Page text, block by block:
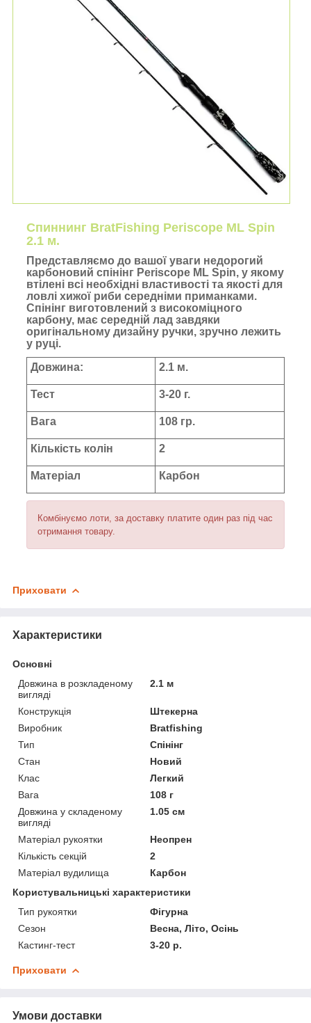
Спиннинг BratFishing Periscope ML Spin
2.1 м.
Представляємо до вашої уваги недорогий
карбоновий спінінг Periscope ML Spin, у якому
втілені всі необхідні властивості та якості для
ловлі хижої риби середніми приманками.
Спінінг виготовлений з високоміцного
карбону, має середній лад завдяки
оригінальному дизайну ручки, зручно лежить
у руці.
Довжина:
2.1 м.
Тест 3-20 г.
Вага 108 гр.
Кількість колін 2
Матеріал Карбон
Комбінуємо лоти, за доставку платите один раз під час
отримання товару.
Приховати
Характеристики
Основні
Довжина в розкладеному
вигляді
2.1 м
Конструкція
Штекерна
Виробник
Bratfishing
Тип
Спінінг
Стан
Новий
Клас
Легкий
Вага
108 г
Довжина у складеному
вигляді
1.05 см
Матеріал рукоятки
Неопрен
Кількість секцій
2
Матеріал вудилища
Карбон
Користувальницькі характеристики
Тип рукоятки
Фігурна
Сезон
Весна, Літо, Осінь
Кастинг-тест
3-20 р.
Приховати
Умови доставки